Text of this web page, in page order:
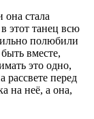
она стала
этот танец всю
полюбили
вместе,
это одно,
рассвете перед
на неё, а она,